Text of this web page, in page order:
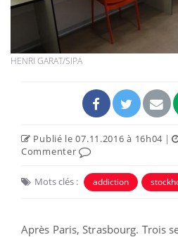
HENRI GARAT/SIPA
Publié le 07.11.2016 à 16h04 |
Commenter
Mots clés : addiction
Après Paris, Strasbourg. Trois